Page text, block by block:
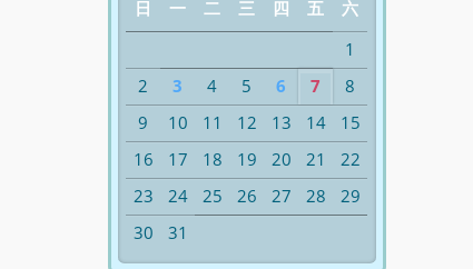
日 一 二 三 四 五
六
1
2
3 4 5 6 7
8
9
10 11 12 13 14
15
16
17 18 19 20 21
22
23
24 25 26 27 28
29
30
31